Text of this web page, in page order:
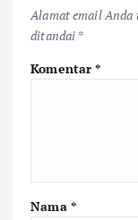
Alamat email
ditandai *
Komentar*
Nama *